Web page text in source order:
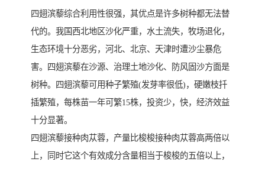
四翅滨藜综合利用性很强，其优点是许多树种都无法替
代的。我国西北地区沙化严重，水土流失，牧场退化，
生态环境十分恶劣，河北、北京、天津时遭沙尘暴危
害。四翅滨藜在沙源、治理土地沙化、防风固沙方面是
树种。四翅滨藜可用种子繁殖(发芽率很低)，硬嫩枝扦
插繁殖，每株苗一年可繁15株，投资少，快，经济效益
十分显著。
四翅滨藜接种肉苁蓉，产量比梭梭接种肉苁蓉高两倍以
上，同时它这个有效成分含量相当于梭梭的五倍以上，